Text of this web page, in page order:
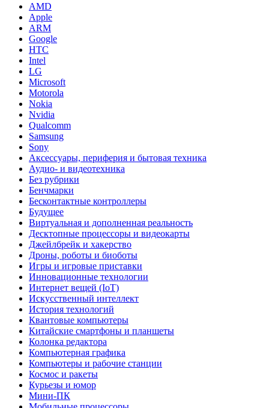
AMD
Apple
ARM
Google
HTC
Intel
LG
Microsoft
Motorola
Nokia
Nvidia
Qualcomm
Samsung
Sony
Аксессуары, периферия и бытовая техника
Аудио- и видеотехника
Без рубрики
Бенчмарки
Бесконтактные контроллеры
Будущее
Виртуальная и дополненная реальность
Десктопные процессоры и видеокарты
Джейлбрейк и хакерство
Дроны, роботы и биоботы
Игры и игровые приставки
Инновационные технологии
Интернет вещей (IoT)
Искусственный интеллект
История технологий
Квантовые компьютеры
Китайские смартфоны и планшеты
Колонка редактора
Компьютерная графика
Компьютеры и рабочие станции
Космос и ракеты
Курьезы и юмор
Мини-ПК